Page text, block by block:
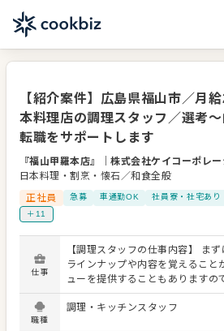
【紹介案件】広島県福山市／月
本料理店の調理スタッフ／選考
転職をサポートします
『福山甲羅本店』 ｜株式会社ケイコーポレ
日本料理・割烹・懐石／和食全般
正社員
急募 車通勤OK 社員寮・社宅あり
＋11
仕事
【調理スタッフの仕事内容】 ま
ラインナップや内容を覚えること
ューを提供することもありますの
え、さまざまなスキルを活かした
す。 メニューの提案も可能です。
職種
調理・キッチンスタッフ